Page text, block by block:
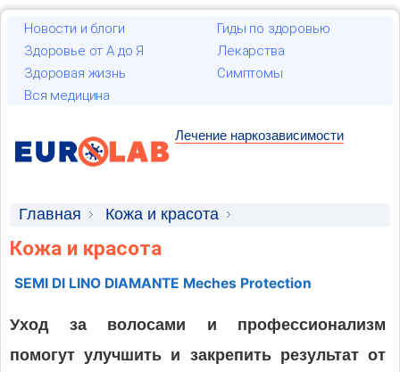
Новости и блоги
Гиды по здоровью
Здоровье от А до Я
Лекарства
Здоровая жизнь
Симптомы
Вся медицина
Лечение наркозависимости
Главная
Кожа и красота
Натуральная косметика для волос без
Кожа и красота
SEMI DI LINO DIAMANTE Meches Protection
Уход за волосами и профессионализм
помогут улучшить и закрепить результат от